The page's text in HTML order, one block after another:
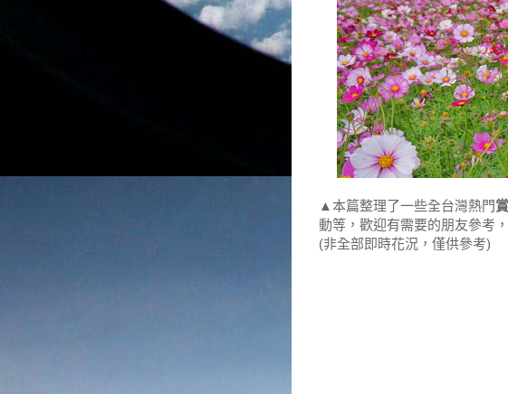
▲本篇整理了一些全台灣熱門
動等，歡迎有需要的朋友參考
(非全部即時花況，僅供參考)